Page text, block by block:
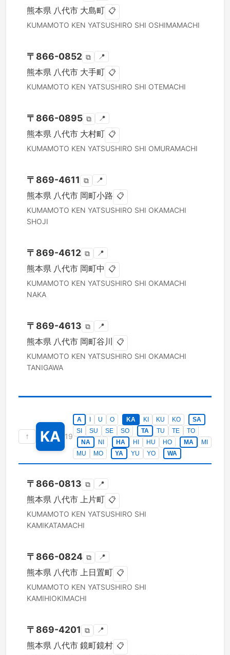
熊本県 八代市 大島町 📋
KUMAMOTO KEN YATSUSHIRO SHI OSHIMAMACHI
〒 866-0852 ⧉ 📍
熊本県 八代市 大手町 📋
KUMAMOTO KEN YATSUSHIRO SHI OTEMACHI
〒 866-0895 ⧉ 📍
熊本県 八代市 大村町 📋
KUMAMOTO KEN YATSUSHIRO SHI OMURAMACHI
〒 869-4611 ⧉ 📍
熊本県 八代市 岡町小路 📋
KUMAMOTO KEN YATSUSHIRO SHI OKAMACHI
SHOJI
〒 869-4612 ⧉ 📍
熊本県 八代市 岡町中 📋
KUMAMOTO KEN YATSUSHIRO SHI OKAMACHI
NAKA
〒 869-4613 ⧉ 📍
熊本県 八代市 岡町谷川 📋
KUMAMOTO KEN YATSUSHIRO SHI OKAMACHI
TANIGAWA
↑ KA 19
A U O KA KI KU KO
SA
SI
SU SE SO TA TU TE
TO
NA
NI HA HI HU HO MA
MI
MU
MO YA YU YO WA
〒 866-0813 ⧉ 📍
熊本県 八代市 上片町 📋
KUMAMOTO KEN YATSUSHIRO SHI
KAMIKATAMACHI
〒 866-0824 ⧉ 📍
熊本県 八代市 上日置町 📋
KUMAMOTO KEN YATSUSHIRO SHI
KAMIHIOKIMACHI
〒 869-4201 ⧉ 📍
熊本県 八代市 鏡町鏡村 📋